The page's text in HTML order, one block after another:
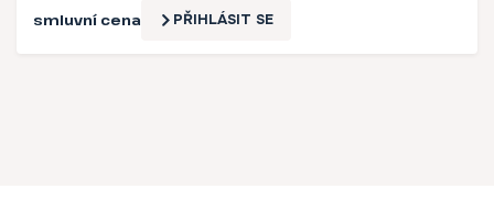
smluvní cena PŘIHLÁSIT SE